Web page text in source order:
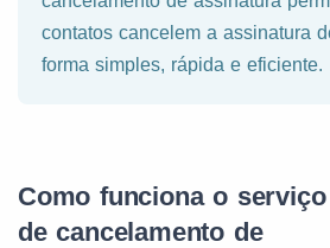
contatos cancelem a assinatura
forma simples, rápida e eficiente.
Como funciona o serviço
de cancelamento de